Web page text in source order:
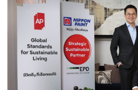
หากรอการเมืองระดับประเทศเปลี่ยน
ทำงานก่อน ออกแบบวัฒนธรรมองค์กร
แสดงความคิดเห็น และทำให้คนทำงาน
ถูกตัดสินด้วยคุณค่างานจริงๆ ไม่ได้ขึ้น
หรือระบบอุปถัมภ์
สามารถติดตาม THE